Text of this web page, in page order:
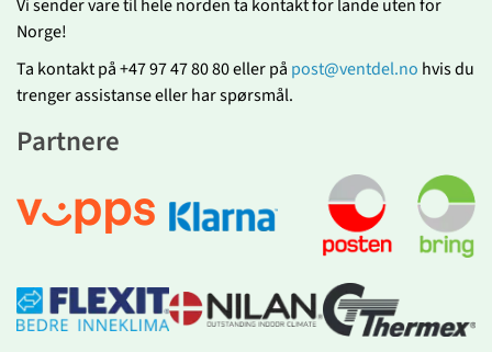
Vi sender vare til hele norden ta kontakt for lande uten for
Norge!
Ta kontakt på +47 97 47 80 80 eller på post@ventdel.no hvis du
trenger assistanse eller har spørsmål.
Partnere